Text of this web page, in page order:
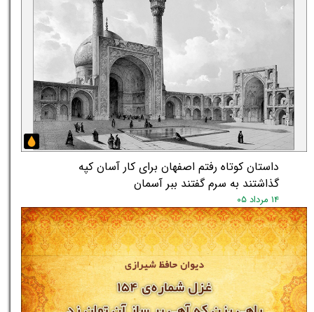
داستان کوتاه رفتم اصفهان برای کار آسان کپه
گذاشتند به سرم گفتند ببر آسمان
۱۴ مرداد ۰۵